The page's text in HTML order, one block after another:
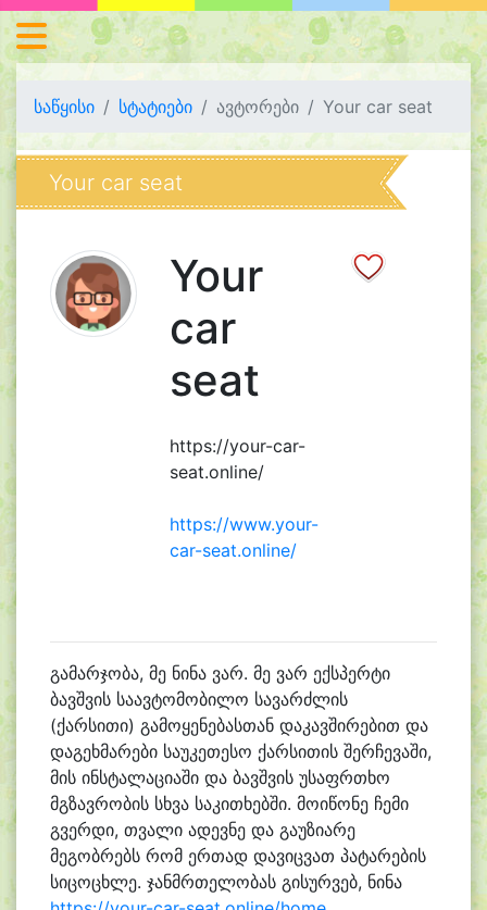
საწყისი სტატიები ავტორები Your car seat
Your car seat
Your
car
seat
https://your-car-
seat.online/
https://www.your-
car-seat.online/
გამარჯობა, მე ნინა ვარ. მე ვარ ექსპერტი
ბავშვის საავტომობილო სავარძლის
(ქარსითი) გამოყენებასთან დაკავშირებით და
დაგეხმარები საუკეთესო ქარსითის შერჩევაში,
მის ინსტალაციაში და ბავშვის უსაფრთხო
მგზავრობის სხვა საკითხებში. მოიწონე ჩემი
გვერდი, თვალი ადევნე და გაუზიარე
მეგობრებს რომ ერთად დავიცვათ პატარების
სიცოცხლე. ჯანმრთელობას გისურვებ, ნინა